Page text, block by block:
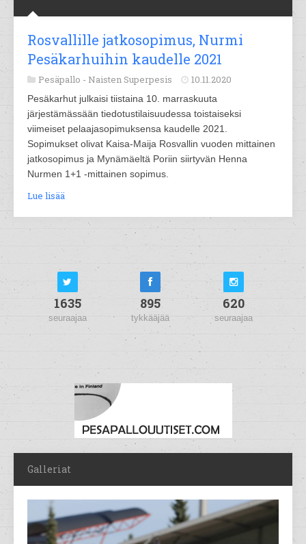
Rosvallille jatkosopimus, Nurmi
Pesäkarhuihin kaudelle 2021
Pesäpallo - Naisten Superpesis 10.11.2020
Pesäkarhut julkaisi tiistaina 10. marraskuuta
järjestämässään tiedotustilaisuudessa toistaiseksi
viimeiset pelaajasopimuksensa kaudelle 2021.
Sopimukset olivat Kaisa-Maija Rosvallin vuoden mittainen
jatkosopimus ja Mynämäeltä Poriin siirtyvän Henna
Nurmen 1+1 -mittainen sopimus.
Lue lisää
1635
seuraajaa
895
tykkääjää
620
seuraajaa
Galleriat